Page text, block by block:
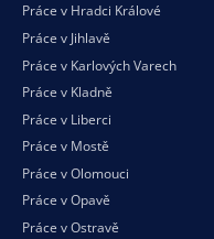
Práce v Hradci Králové
Práce v Jihlavě
Práce v Karlových Varech
Práce v Kladně
Práce v Liberci
Práce v Mostě
Práce v Olomouci
Práce v Opavě
Práce v Ostravě